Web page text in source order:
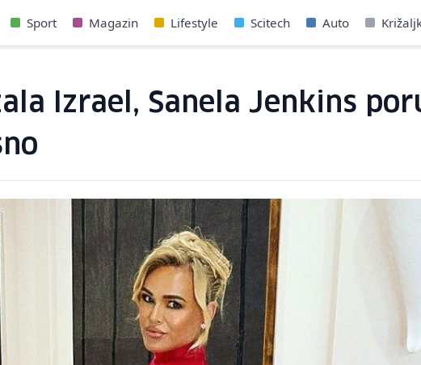
Sport Magazin Lifestyle Scitech Auto
Izrael, Sanela Jenkins